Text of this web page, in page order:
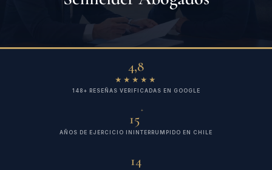
4,8
★★★★★
148+ RESEÑAS VERIFICADAS EN GOOGLE
15
+
AÑOS DE EJERCICIO ININTERRUMPIDO EN CHILE
14